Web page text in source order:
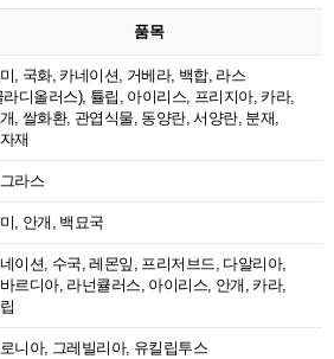
품목
, 국화, 카네이션, 거베라, 백합, 라스
라디올러스), 튤립, 아이리스, 프리지아, 카라,
, 쌀화환, 관엽식물, 동양란, 서양란, 분재,
재
라스
, 안개, 백묘국
이션, 수국, 레몬잎, 프리저브드, 다알리아,
르디아, 라넌큘러스, 아이리스, 안개, 카라,
니아, 그레빌리아, 유킬립투스